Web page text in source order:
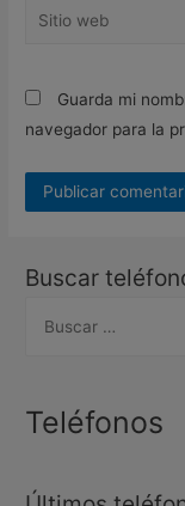
Sitio
Guarda mi
navegador para la
Buscar
c
Teléfonos